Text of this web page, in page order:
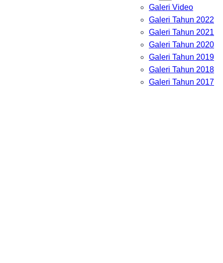
Galeri Video
Galeri Tahun 2022
Galeri Tahun 2021
Galeri Tahun 2020
Galeri Tahun 2019
Galeri Tahun 2018
Galeri Tahun 2017